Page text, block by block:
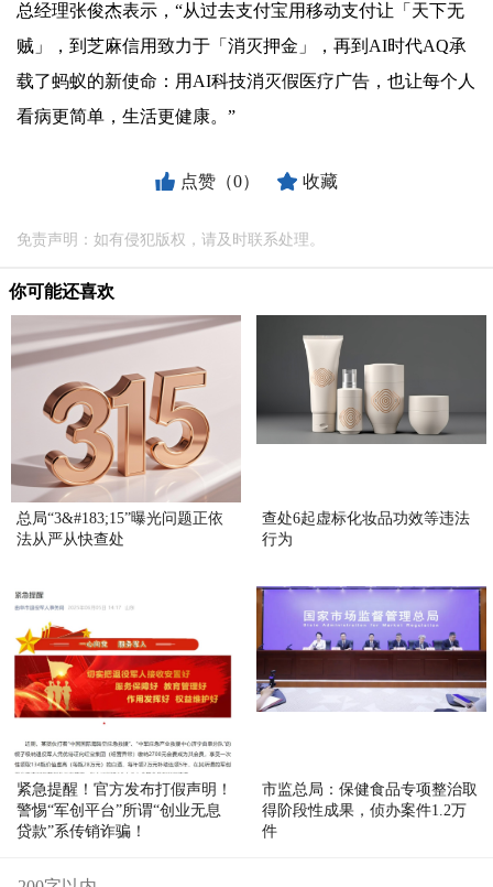
总经理张俊杰表示，“从过去支付宝用移动支付让「天下无
贼」，到芝麻信用致力于「消灭押金」，再到AI时代AQ承
载了蚂蚁的新使命：用AI科技消灭假医疗广告，也让每个人
看病更简单，生活更健康。”
点赞（0） 收藏
免责声明：如有侵犯版权，请及时联系处理。
你可能还喜欢
总局“3&#183;15”曝光问题正依
法从严从快查处
查处6起虚标化妆品功效等违法
行为
紧急提醒！官方发布打假声明！
警惕“军创平台”所谓“创业无息
贷款”系传销诈骗！
市监总局：保健食品专项整治取
得阶段性成果，侦办案件1.2万
件